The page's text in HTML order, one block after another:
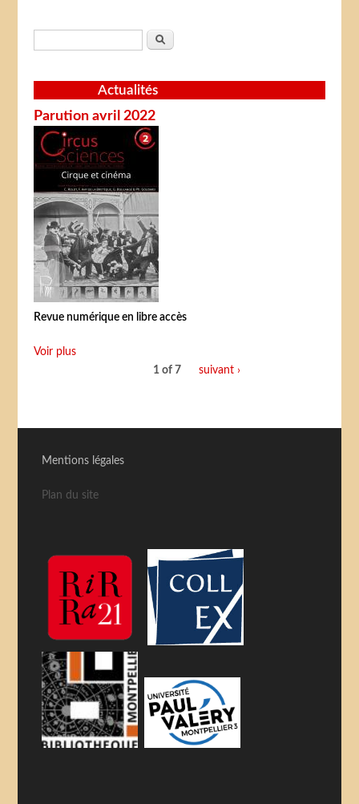
Formulaire de recherche
Rechercher
Actualités
Parution avril 2022
Revue numérique en libre accès
Voir plus
1 of 7
suivant ›
Mentions légales
Plan du site